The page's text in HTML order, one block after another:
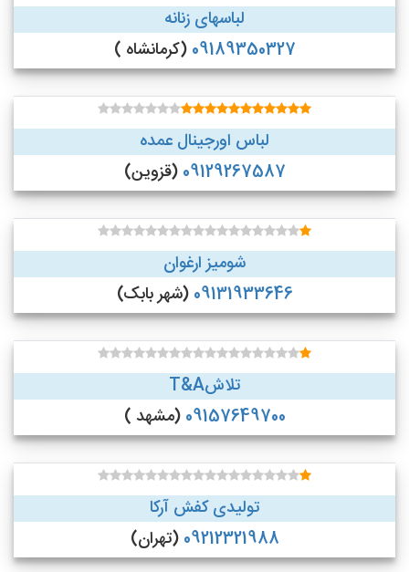
لباسهای زنانه
09189350327 (کرمانشاه )
لباس اورجینال عمده
09129267587 (قزوین)
شومیز ارغوان
09131933646 (شهر بابک)
تلاشT&A
09157649700 (مشهد )
تولیدی کفش آرکا
09212321988 (تهران)